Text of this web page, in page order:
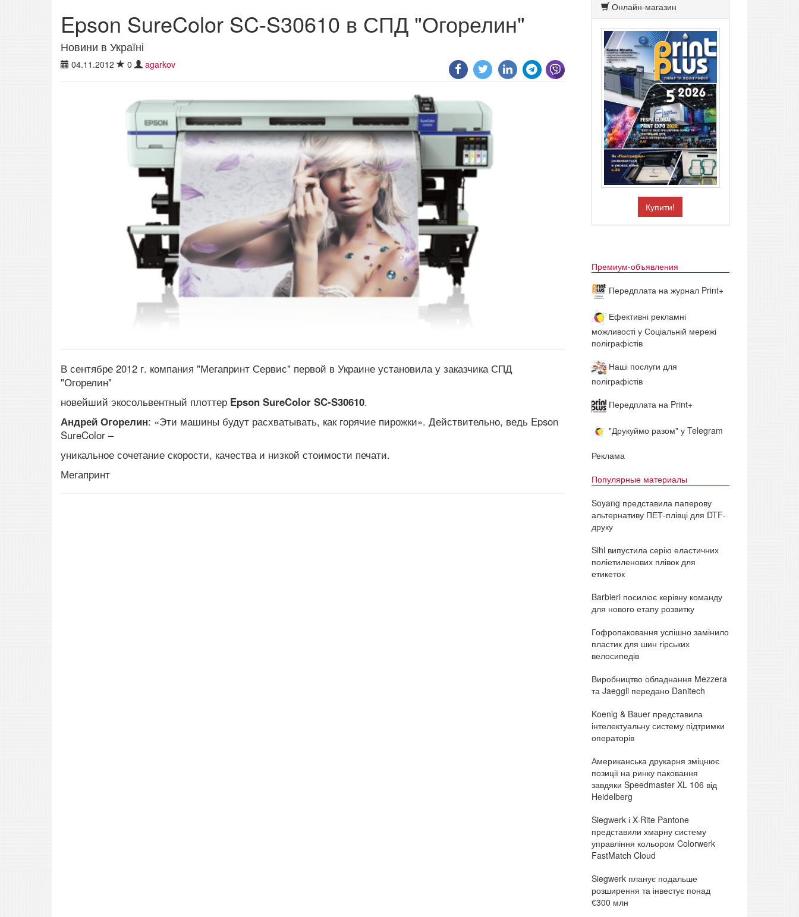
Epson SureColor SC-S30610 в СПД "Огорелин"
Новини в Україні
04.11.2012 0 agarkov
В сентябре 2012 г. компания "Мегапринт Сервис" первой в Украине установила у заказчика СПД
"Огорелин"
новейший экосольвентный плоттер Epson SureColor SC-S30610.
Андрей Огорелин: «Эти машины будут расхватывать, как горячие пирожки». Действительно, ведь Epson
SureColor –
уникальное сочетание скорости, качества и низкой стоимости печати.
Мегапринт
Онлайн-магазин
Купити!
Премиум-объявления
Передплата на журнал Print+
Ефективні рекламні
можливості у Соціальній мережі
поліграфістів
Наші послуги для
поліграфістів
Передплата на Print+
"Друкуймо разом" у Telegram
Реклама
Популярные материалы
Soyang представила паперову
альтернативу ПЕТ-плівці для DTF-
друку
Sihl випустила серію еластичних
поліетиленових плівок для
етикеток
Barbieri посилює керівну команду
для нового етапу розвитку
Гофропаковання успішно замінило
пластик для шин гірських
велосипедів
Виробництво обладнання Mezzera
та Jaeggli передано Danitech
Koenig & Bauer представила
інтелектуальну систему підтримки
операторів
Американська друкарня зміцнює
позиції на ринку паковання
завдяки Speedmaster XL 106 від
Heidelberg
Siegwerk і X-Rite Pantone
представили хмарну систему
управління кольором Colorwerk
FastMatch Cloud
Siegwerk планує подальше
розширення та інвестує понад
€300 млн